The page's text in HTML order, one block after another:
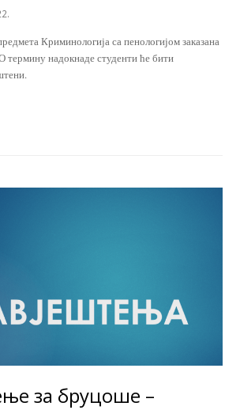
Криминологија са пенологијом заказана
термину надокнаде студенти ће бити
за бруцоше –